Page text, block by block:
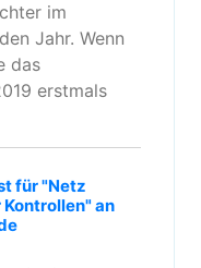
im
Jahr. Wenn
das
erstmals
für "Netz
an